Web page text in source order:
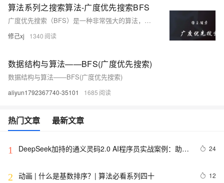
算法系列之搜索算法-广度优先搜索BFS
广度优先搜索（BFS）是一种非常强大的算法，特别适用于解决最短路径、层次遍历和连通性问题。在面试中，掌握BFS的基本实现和应用场景，能够帮助你高效解决许多与图或树相关的问题。
修己xj 1340
数据结构与算法——BFS(广度优先搜索)
数据结构与算法——BFS(广度优先搜索)
aliyun1792367740-35101 1685
热门文章 最新文章
1
DeepSeek加持的通义灵码2.0 AI程序员实战案例：助力
24
2 动画 | 什么是基数排序？| 算法必看系列四十 12